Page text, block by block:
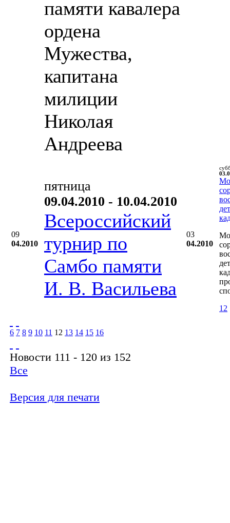
памяти кавалера
ордена
Мужества,
капитана
милиции
Николая
Андреева
09
04.2010
пятница
09.04.2010 - 10.04.2010
Всероссийский
турнир по
Самбо памяти
И. В. Васильева
03
04.2010
12
6 7 8 9 10 11 12 13 14 15 16
Новости 111 - 120 из 152
Все
Версия для печати